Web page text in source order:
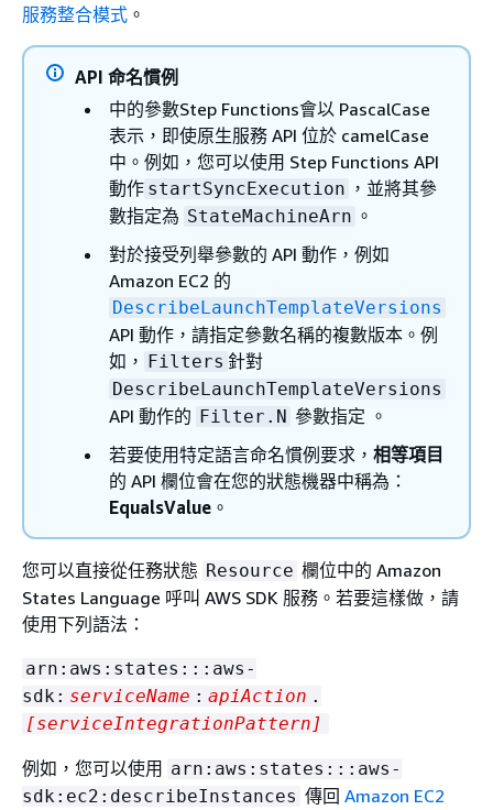
服務整合模式 。
API 命名慣例
中的參數Step Functions會以 PascalCase
表示，即使原生服務 API 位於 camelCase
中。例如，您可以使用 Step Functions API
動作 startSyncExecution ，並將其參
數指定為 StateMachineArn 。
對於接受列舉參數的 API 動作，例如
Amazon EC2 的
DescribeLaunchTemplateVersions
API 動作，請指定參數名稱的複數版本。例
如， Filters 針對
DescribeLaunchTemplateVersions
API 動作的 Filter.N 參數指定 。
若要使用特定語言命名慣例要求， 相等項目
的 API 欄位會在您的狀態機器中稱為：
EqualsValue 。
您可以直接從任務狀態 Resource 欄位中的 Amazon
States Language 呼叫 AWS SDK 服務。若要這樣做，請
使用下列語法：
arn:aws:states:::aws-
sdk: serviceName : apiAction .
[serviceIntegrationPattern]
例如，您可以使用 arn:aws:states:::aws-
sdk:ec2:describeInstances 傳回 Amazon EC2